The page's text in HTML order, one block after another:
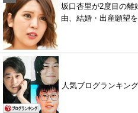
坂口杏里が2度目の
由、結婚・出産願望
人気ブログランキング